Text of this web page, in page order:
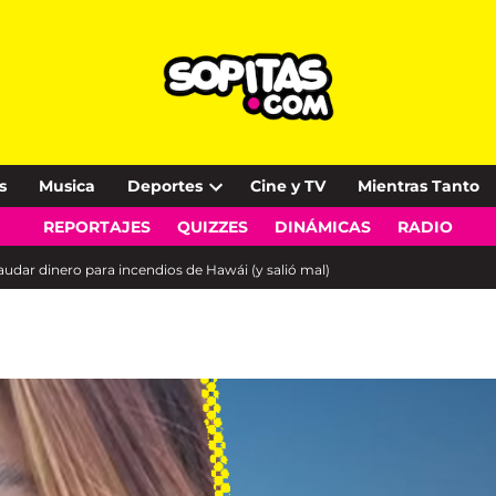
Musica Deportes
Open
dropdown
Cine y TV Mientras Tanto
REPORTAJES QUIZZES DINÁMICAS RADIO
dinero para incendios de Hawái (y salió mal)